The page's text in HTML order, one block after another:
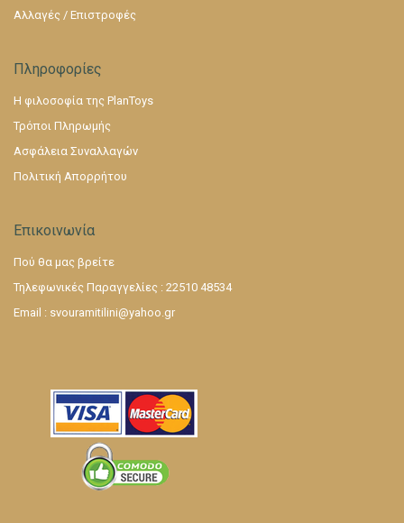
Αλλαγές / Επιστροφές
Πληροφορίες
Η φιλοσοφία της PlanToys
Τρόποι Πληρωμής
Ασφάλεια Συναλλαγών
Πολιτική Απορρήτου
Επικοινωνία
Πού θα μας βρείτε
Τηλεφωνικές Παραγγελίες : 22510 48534
Email : svouramitilini@yahoo.gr